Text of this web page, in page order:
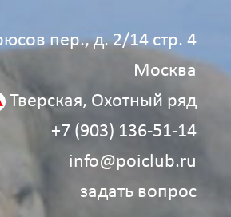
пер., д. 2/14 стр. 4
Москва
Тверская, Охотный ряд
+7 (903) 136‑51‑14
info@poiclub.ru
задать вопрос